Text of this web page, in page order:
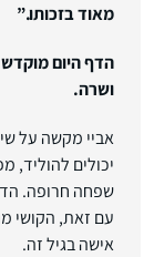
מאוד בזכותו.”
הדף היום
ושרה.
אביי מקשה על
יכולים להוליד,
שפחה חרופה.
עם זאת, הקושי
אישה בגיל זה.